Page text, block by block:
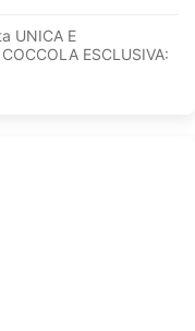
UNICA E
ESCLUSIVA: